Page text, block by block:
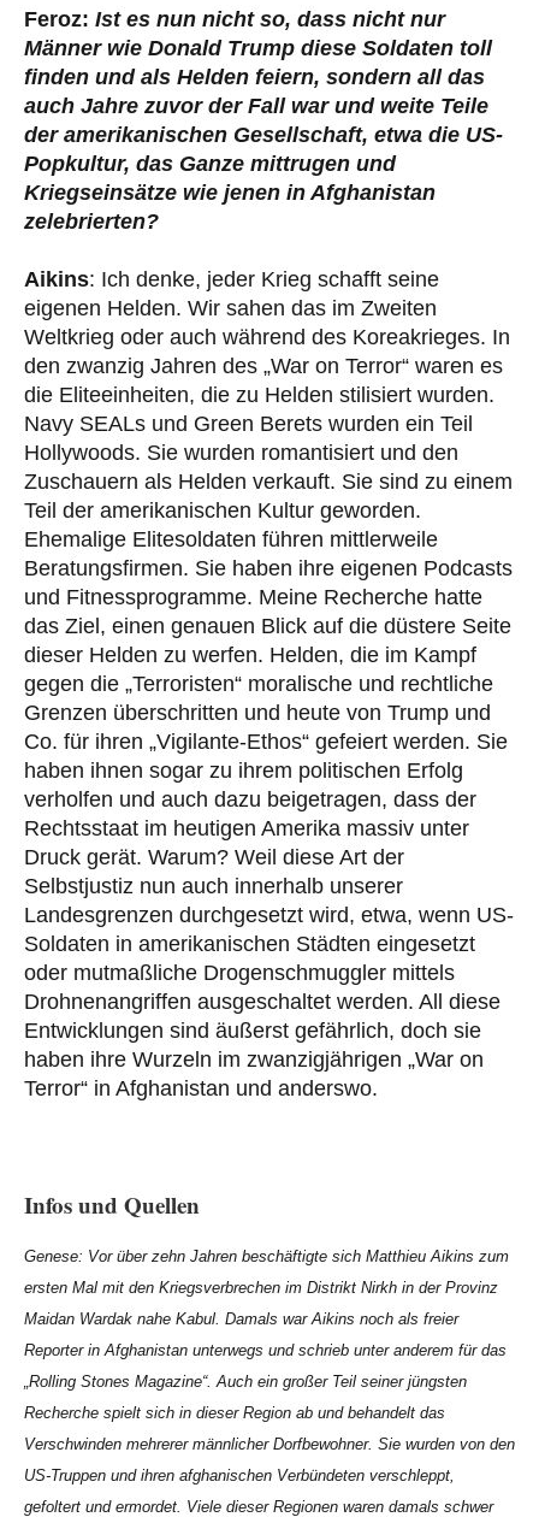
Feroz: Ist es nun nicht so, dass nicht nur
Männer wie Donald Trump diese Soldaten toll
finden und als Helden feiern, sondern all das
auch Jahre zuvor der Fall war und weite Teile
der amerikanischen Gesellschaft, etwa die US-
Popkultur, das Ganze mittrugen und
Kriegseinsätze wie jenen in Afghanistan
zelebrierten?
Aikins: Ich denke, jeder Krieg schafft seine
eigenen Helden. Wir sahen das im Zweiten
Weltkrieg oder auch während des Koreakrieges. In
den zwanzig Jahren des „War on Terror“ waren es
die Eliteeinheiten, die zu Helden stilisiert wurden.
Navy SEALs und Green Berets wurden ein Teil
Hollywoods. Sie wurden romantisiert und den
Zuschauern als Helden verkauft. Sie sind zu einem
Teil der amerikanischen Kultur geworden.
Ehemalige Elitesoldaten führen mittlerweile
Beratungsfirmen. Sie haben ihre eigenen Podcasts
und Fitnessprogramme. Meine Recherche hatte
das Ziel, einen genauen Blick auf die düstere Seite
dieser Helden zu werfen. Helden, die im Kampf
gegen die „Terroristen“ moralische und rechtliche
Grenzen überschritten und heute von Trump und
Co. für ihren „Vigilante-Ethos“ gefeiert werden. Sie
haben ihnen sogar zu ihrem politischen Erfolg
verholfen und auch dazu beigetragen, dass der
Rechtsstaat im heutigen Amerika massiv unter
Druck gerät. Warum? Weil diese Art der
Selbstjustiz nun auch innerhalb unserer
Landesgrenzen durchgesetzt wird, etwa, wenn US-
Soldaten in amerikanischen Städten eingesetzt
oder mutmaßliche Drogenschmuggler mittels
Drohnenangriffen ausgeschaltet werden. All diese
Entwicklungen sind äußerst gefährlich, doch sie
haben ihre Wurzeln im zwanzigjährigen „War on
Terror“ in Afghanistan und anderswo.
Infos und Quellen
Genese: Vor über zehn Jahren beschäftigte sich Matthieu Aikins zum
ersten Mal mit den Kriegsverbrechen im Distrikt Nirkh in der Provinz
Maidan Wardak nahe Kabul. Damals war Aikins noch als freier
Reporter in Afghanistan unterwegs und schrieb unter anderem für das
„Rolling Stones Magazine“. Auch ein großer Teil seiner jüngsten
Recherche spielt sich in dieser Region ab und behandelt das
Verschwinden mehrerer männlicher Dorfbewohner. Sie wurden von den
US-Truppen und ihren afghanischen Verbündeten verschleppt,
gefoltert und ermordet. Viele dieser Regionen waren damals schwer